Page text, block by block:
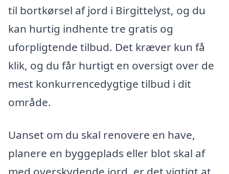
til bortkørsel af jord i Birgittelyst, og du
kan hurtig indhente tre gratis og
uforpligtende tilbud. Det kræver kun få
klik, og du får hurtigt en oversigt over de
mest konkurrencedygtige tilbud i dit
område.
Uanset om du skal renovere en have,
planere en byggeplads eller blot skal af